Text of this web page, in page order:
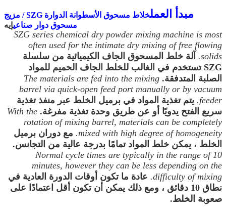
مبدأ العمل
خلاط مسحوق الأسطوانة الدوارة SZG / مزيج
مسحوق دوار صناعيإيه
SZG series chemical dry powder mixing machine is most
often used for the intimate dry mixing of free flowing
solids.
آلة خلط المسحوق الجاف الكيميائية من سلسلة
SZG تستخدم في الغالب للخلط الجاف الحميم للمواد
الصلبة المتدفقة. The materials are fed into the mixing
barrel via quick-open feed port manually or by vacuum
feeder. يتم تغذية المواد في برميل الخلط عبر منفذ تغذية
سريع الفتح يدويًا أو عن طريق وحدة تغذية مفرغة. With the
rotation of mixing barrel, materials can be completely
mixed with high degree of homogeneity. مع دوران برميل
الخلط ، يمكن خلط المواد تمامًا بدرجة عالية من التجانس.
Normal cycle times are typically in the range of 10
minutes, however they can be less depending on the
difficulty of mixing. عادة ما تكون أوقات الدورة العادية في
نطاق 10 دقائق ، ومع ذلك يمكن أن تكون أقل اعتمادًا على
صعوبة الخلط.